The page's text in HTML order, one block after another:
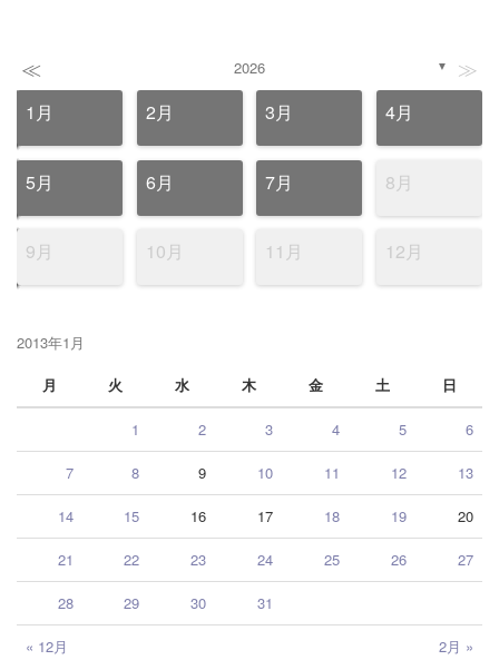
≪ 2026 ▼ ≫
1月 2月 3月 4月
5月 6月 7月 8月
9月 10月 11月 12月
2013年1月
月
火 水 木 金 土 日
« 12月 2月 »
1 2 3 4 5 6
7 8 9 10 11 12 13
14 15 16 17 18 19 20
21 22 23 24 25 26 27
28 29 30 31